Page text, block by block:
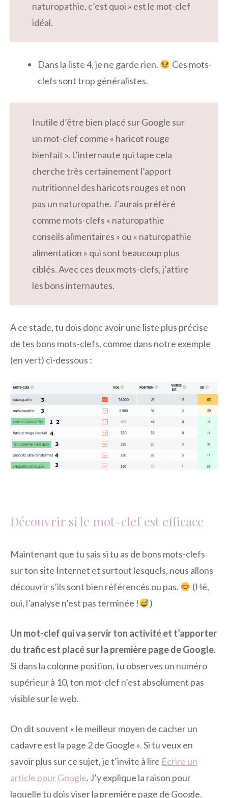
naturopathie, c’est quoi » est le mot-clef
idéal.
Dans la liste 4, je ne garde rien.
Ces mots-
clefs sont trop généralistes.
Inutile d’être bien placé sur Google sur
un mot-clef comme « haricot rouge
bienfait ». L’internaute qui tape cela
cherche très certainement l’apport
nutritionnel des haricots rouges et non
pas un naturopathe. J’aurais préféré
comme mots-clefs « naturopathie
conseils alimentaires » ou « naturopathie
alimentation » qui sont beaucoup plus
ciblés. Avec ces deux mots-clefs, j’attire
les bons internautes.
A ce stade, tu dois donc avoir une liste plus précise
de tes bons mots-clefs, comme dans notre exemple
(en vert) ci-dessous :
Découvrir si le mot-clef est efficace
Maintenant que tu sais si tu as de bons mots-clefs
sur ton site Internet et surtout lesquels, nous allons
découvrir s’ils sont bien référencés ou pas.
(Hé,
oui, l’analyse n’est pas terminée !
)
Un mot-clef qui va servir ton activité et t’apporter
du trafic est placé sur la première page de Google.
Si dans la colonne position, tu observes un numéro
supérieur à 10, ton mot-clef n’est absolument pas
visible sur le web.
On dit souvent « le meilleur moyen de cacher un
cadavre est la page 2 de Google ». Si tu veux en
savoir plus sur ce sujet, je t’invite à lire Écrire un
article pour Google. J’y explique la raison pour
laquelle tu dois viser la première page de Google.